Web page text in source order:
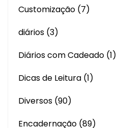
Customização (7)
diários (3)
Diários com Cadeado (1)
Dicas de Leitura (1)
Diversos (90)
Encadernação (89)